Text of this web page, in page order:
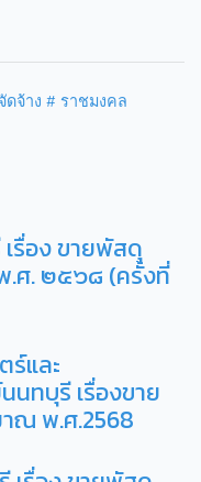
จ้าง # ราชมงคล
รื่อง ขายพัสดุ
.ศ. ๒๕๖๘ (ครั้งที่
ร์และ
ทบุรี เรื่องขาย
ณ พ.ศ.2568